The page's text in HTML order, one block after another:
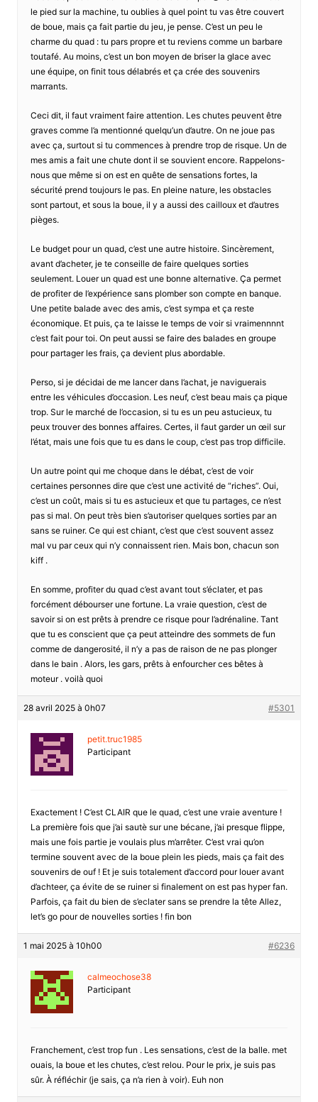
le pied sur la machine, tu oublies à quel point tu vas être couvert
de boue, mais ça fait partie du jeu, je pense. C’est un peu le
charme du quad : tu pars propre et tu reviens comme un barbare
toutafé. Au moins, c’est un bon moyen de briser la glace avec
une équipe, on finit tous délabrés et ça crée des souvenirs
marrants.
Ceci dit, il faut vraiment faire attention. Les chutes peuvent être
graves comme l’a mentionné quelqu’un d’autre. On ne joue pas
avec ça, surtout si tu commences à prendre trop de risque. Un de
mes amis a fait une chute dont il se souvient encore. Rappelons-
nous que même si on est en quête de sensations fortes, la
sécurité prend toujours le pas. En pleine nature, les obstacles
sont partout, et sous la boue, il y a aussi des cailloux et d’autres
pièges.
Le budget pour un quad, c’est une autre histoire. Sincèrement,
avant d’acheter, je te conseille de faire quelques sorties
seulement. Louer un quad est une bonne alternative. Ça permet
de profiter de l’expérience sans plomber son compte en banque.
Une petite balade avec des amis, c’est sympa et ça reste
économique. Et puis, ça te laisse le temps de voir si vraimennnnt
c’est fait pour toi. On peut aussi se faire des balades en groupe
pour partager les frais, ça devient plus abordable.
Perso, si je décidai de me lancer dans l’achat, je naviguerais
entre les véhicules d’occasion. Les neuf, c’est beau mais ça pique
trop. Sur le marché de l’occasion, si tu es un peu astucieux, tu
peux trouver des bonnes affaires. Certes, il faut garder un œil sur
l’état, mais une fois que tu es dans le coup, c’est pas trop difficile.
Un autre point qui me choque dans le débat, c’est de voir
certaines personnes dire que c’est une activité de “riches”. Oui,
c’est un coût, mais si tu es astucieux et que tu partages, ce n’est
pas si mal. On peut très bien s’autoriser quelques sorties par an
sans se ruiner. Ce qui est chiant, c’est que c’est souvent assez
mal vu par ceux qui n’y connaissent rien. Mais bon, chacun son
kiff .
En somme, profiter du quad c’est avant tout s’éclater, et pas
forcément débourser une fortune. La vraie question, c’est de
savoir si on est prêts à prendre ce risque pour l’adrénaline. Tant
que tu es conscient que ça peut atteindre des sommets de fun
comme de dangerosité, il n’y a pas de raison de ne pas plonger
dans le bain . Alors, les gars, prêts à enfourcher ces bêtes à
moteur . voilà quoi
28 avril 2025 à 0h07 #5301
petit.truc1985
Participant
Exactement ! C’est CLAIR que le quad, c’est une vraie aventure !
La première fois que j’ai sautè sur une bécane, j’ai presque flippe,
mais une fois partie je voulais plus m’arrêter. C’est vrai qu’on
termine souvent avec de la boue plein les pieds, mais ça fait des
souvenirs de ouf ! Et je suis totalement d’accord pour louer avant
d’achteer, ça évite de se ruiner si finalement on est pas hyper fan.
Parfois, ça fait du bien de s’eclater sans se prendre la tête Allez,
let’s go pour de nouvelles sorties ! fin bon
1 mai 2025 à 10h00 #6236
calmeochose38
Participant
Franchement, c’est trop fun . Les sensations, c’est de la balle. met
ouais, la boue et les chutes, c’est relou. Pour le prix, je suis pas
sûr. À réfléchir (je sais, ça n’a rien à voir). Euh non